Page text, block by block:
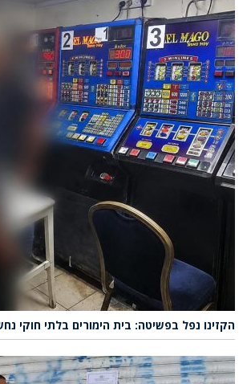
הקזינו נפל בפשיטה: בית הימורים בלתי חוקי